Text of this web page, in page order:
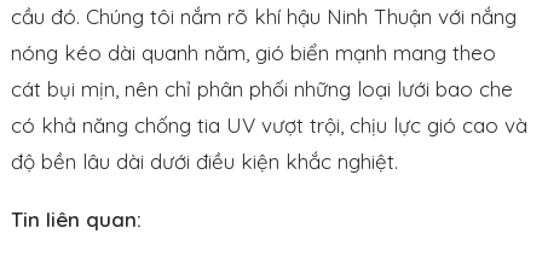
cầu đó. Chúng tôi nắm rõ khí hậu Ninh Thuận với nắng
nóng kéo dài quanh năm, gió biển mạnh mang theo
cát bụi mịn, nên chỉ phân phối những loại lưới bao che
có khả năng chống tia UV vượt trội, chịu lực gió cao và
độ bền lâu dài dưới điều kiện khắc nghiệt.
Tin liên quan: